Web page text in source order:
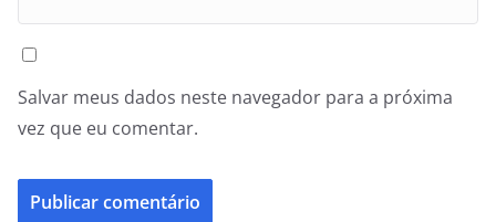
Salvar meus dados neste navegador para a próxima
vez que eu comentar.